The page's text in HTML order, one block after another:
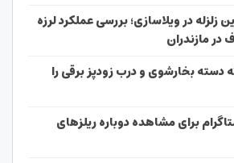
زلزله در ویلاسازی؛ بررسی عملکرد لرزه
مازندران
دسته بخارشوی و درب زودپز برقی را
برای مشاهده دوباره ریلزهای